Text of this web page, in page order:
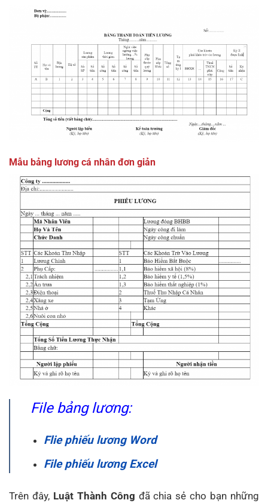
Mẫu bảng lương cá nhân đơn giản
File bảng lương:
Flie phiếu lương Word
File phiếu lương Excel
Trên đây, Luật Thành Công đã chia sẻ cho bạn những